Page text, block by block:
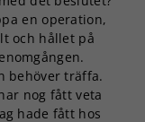
en operation,
och hållet på
behöver träffa.
nog fått veta
hade fått hos